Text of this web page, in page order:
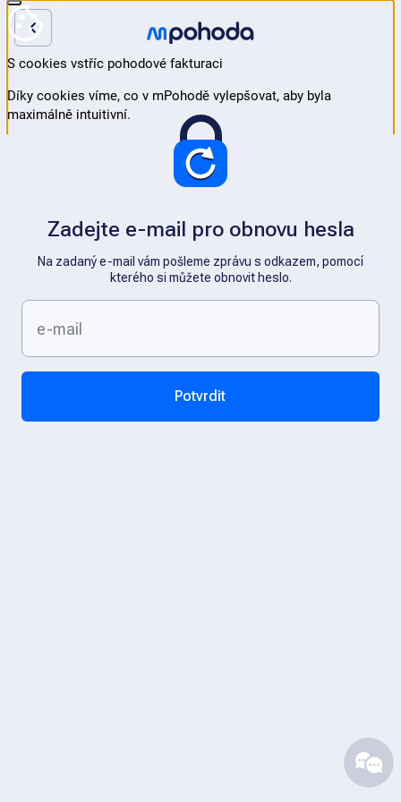
Zadejte e-mail pro obnovu hesla
Na zadaný e-mail vám pošleme zprávu s odkazem, pomocí
kterého si můžete obnovit heslo.
Potvrdit